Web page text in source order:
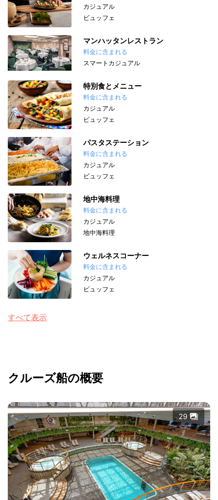
カジュアル
ビュッフェ
マンハッタンレストラン
料金に含まれる
スマートカジュアル
特別食とメニュー
料金に含まれる
カジュアル
ビュッフェ
パスタステーション
料金に含まれる
カジュアル
ビュッフェ
地中海料理
料金に含まれる
カジュアル
地中海料理
ウェルネスコーナー
料金に含まれる
カジュアル
ビュッフェ
すべて表示
クルーズ船の概要
29